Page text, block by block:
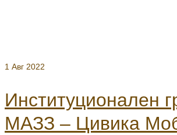
1 Авг 2022
Институционален
МАЗЗ – Цивика